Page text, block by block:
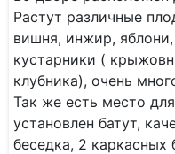
Растут различные
вишня, инжир,
кустарники (
клубника), очень
Так же есть место
установлен батут,
беседка, 2 каркасных